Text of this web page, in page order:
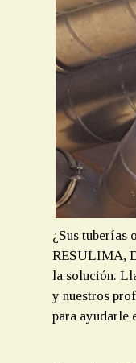
¿Sus tuberías
RESULIMA,
la solución.
y nuestros
para ayudarle